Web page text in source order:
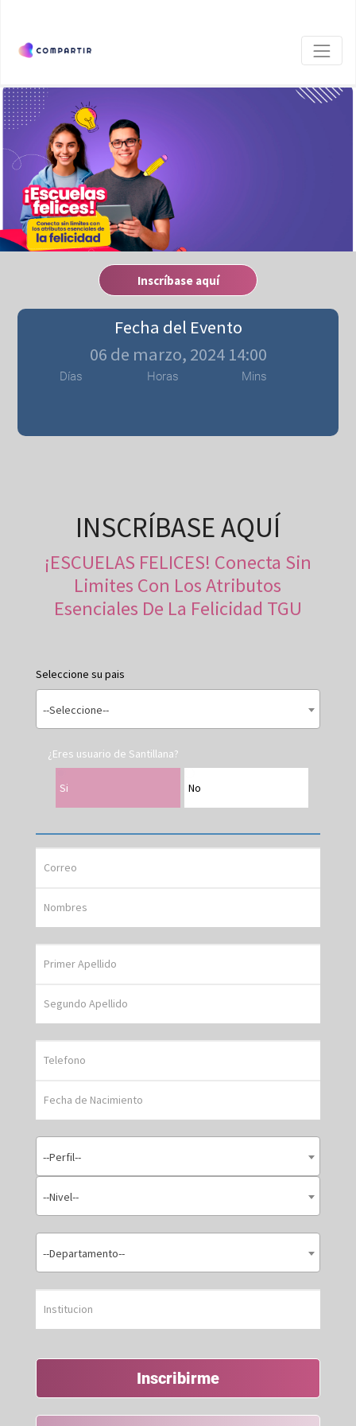
Inscríbase aquí
Fecha del Evento
06 de marzo, 2024 14:00
Días Horas Mins
INSCRÍBASE AQUÍ
¡ESCUELAS FELICES! Conecta Sin
Limites Con Los Atributos
Esenciales De La Felicidad TGU
Seleccione su pais
--Seleccione--
¿Eres usuario de Santillana?
Si No
--Perfil--
--Nivel--
--Departamento--
Inscribirme